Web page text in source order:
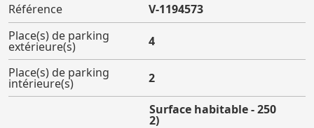
Référence
V-1194573
Place(s) de parking
extérieure(s) 4
Place(s) de parking
intérieure(s) 2
Surface habitable - 250
(m2)